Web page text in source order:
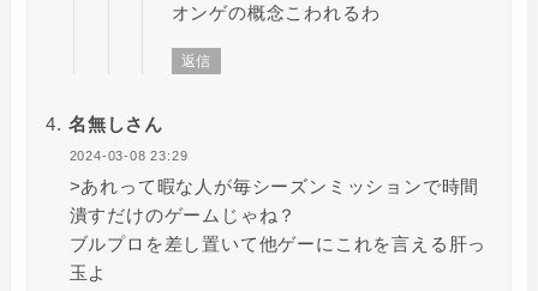
オンゲの概念こわれるわ
返信
名無しさん
2024-03-08 23:29
>あれって暇な人が毎シーズンミッションで時間
潰すだけのゲームじゃね？
ブルプロを差し置いて他ゲーにこれを言える肝っ
玉よ